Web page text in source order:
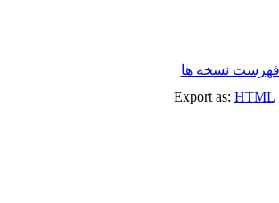
نسخه ها
Export as: HTML|